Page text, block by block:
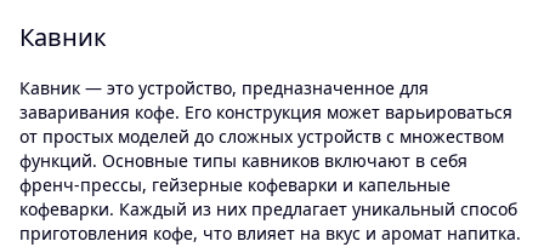
Кавник
Кавник — это устройство, предназначенное для
заваривания кофе. Его конструкция может варьироваться
от простых моделей до сложных устройств с множеством
функций. Основные типы кавников включают в себя
френч-прессы, гейзерные кофеварки и капельные
кофеварки. Каждый из них предлагает уникальный способ
приготовления кофе, что влияет на вкус и аромат напитка.